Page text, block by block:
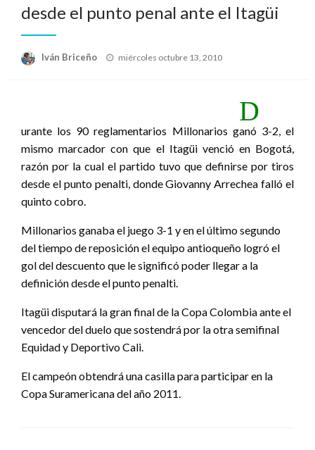
desde el punto penal ante el Itagüi
Iván Briceño
Publicado
miércoles octubre 13, 2010
D
urante los 90 reglamentarios Millonarios ganó 3-2, el
mismo marcador con que el Itagüi venció en Bogotá,
razón por la cual el partido tuvo que definirse por tiros
desde el punto penalti, donde Giovanny Arrechea falló el
quinto cobro.
Millonarios ganaba el juego 3-1 y en el último segundo
del tiempo de reposición el equipo antioqueño logró el
gol del descuento que le significó poder llegar a la
definición desde el punto penalti.
Itagüi disputará la gran final de la Copa Colombia ante el
vencedor del duelo que sostendrá por la otra semifinal
Equidad y Deportivo Cali.
El campeón obtendrá una casilla para participar en la
Copa Suramericana del año 2011.